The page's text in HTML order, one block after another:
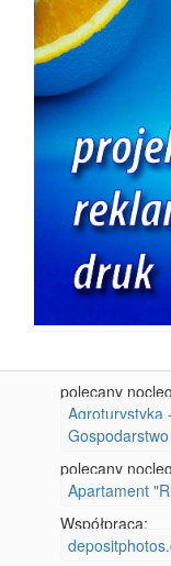
polecany nocleg
Agroturystyka
polecany
Apartament
Współpraca: